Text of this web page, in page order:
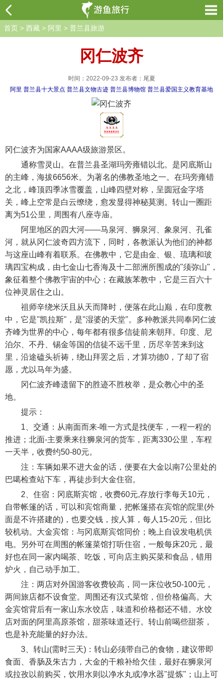
首页 > 西藏 > 阿里 > 普兰县旅游
冈仁波齐
时间：2022-09-23 发布者：尾夏
阿里 普兰县十大景点 普兰县文物古迹 普兰县博物馆 普兰县爱国主义教育基地
冈仁波齐为国家AAAA级旅游景区。
通称雪灵山。在普兰县圣湖玛旁雍错以北。是冈底斯山
的主峰，海拔6656米。为著名的佛教圣地之一。在玛旁雍错
之北，峰顶四季冰雪覆盖，山峰四壁对称，呈圆冠金字塔
关，峰上空常是白云缭绕，愈发显得神秘莫测。转山一圈距
离为51公里，周围有八座寺庙。
阿里地区的四大河——马泉河、狮泉河、象泉河、孔雀
河，就从冈仁波奇四方流下，同时，各教派认为他们的神都
与这座山峰有着联系。在佛教中，它是由金、银、琉璃和玻
璃四宝构成，由七金山七香海及十二部洲所围成的"须弥山"，
象征着整个佛教宇宙的中心；在藏族苯教中，它是三百六十
位神灵居住之山。
祖师辛绕米沃且从天而降时，便落在此山巅，在印度教
中，它是"凯拉斯"，是"湿婆的天堂"。多种教派共同奉冈仁波
齐峰为世界的中心，每年都有很多信徒前来朝拜。印度、尼
泊尔、不丹、锡金等国的信徒不远千里，历尽辛苦来到这
里，沿途磕头祈祷，绕山拜罢之后，才算功德0，了却了宿
愿，尤以马年为盛。
冈仁波齐峰遗留下的胜迹不胜枚举，是众教心中的圣
地。
提示：
1、交通：从南面而来-唯一方式是找便车，一程一程的
推进；北面-主要乘来往狮泉河的货车，距离330公里，车程
一天半，收费约50-80元。
注：车辆如果不进大金的话，便要在大金以南7公里处的
巴噶检查站下车，再徒步到大金住宿。
2、住宿：冈底斯宾馆，收费60元,存放行李每天10元，
自带帐篷的话，可以和宾馆商量，把帐篷搭在宾馆的院里(外
面是不许搭建的)，也要交钱，按人算，每人15-20元，但比
较机动。大金宾馆：与冈底斯宾馆同价；晚上自设发电机供
电。另外可在周围的帐篷菜馆打听住宿，一般每床20元，最
好也在同一家内喝茶、吃饭，可向店主购买菜和食品，错用
炉火，自己动手加工。
注：两店对外国游客收费较高，同一床位收50-100元，
两间旅店都不设食堂。周围还有汉式菜馆，但价格偏高。大
金宾馆背后有一家山东水饺店，味道和价格都还不错。水饺
店对面的阿里高原茶馆，甜茶味道还行。转山前喝些甜茶，
也是补充能量的好办法。
3、转山(需时三天)：转山必须带自己的食物，建议带即
食面、香肠及朱古力，大金的干粮补给欠佳，最好在狮泉河
或拉孜以前购买，饮用水则以净水丸或净水器"提炼"；山上可